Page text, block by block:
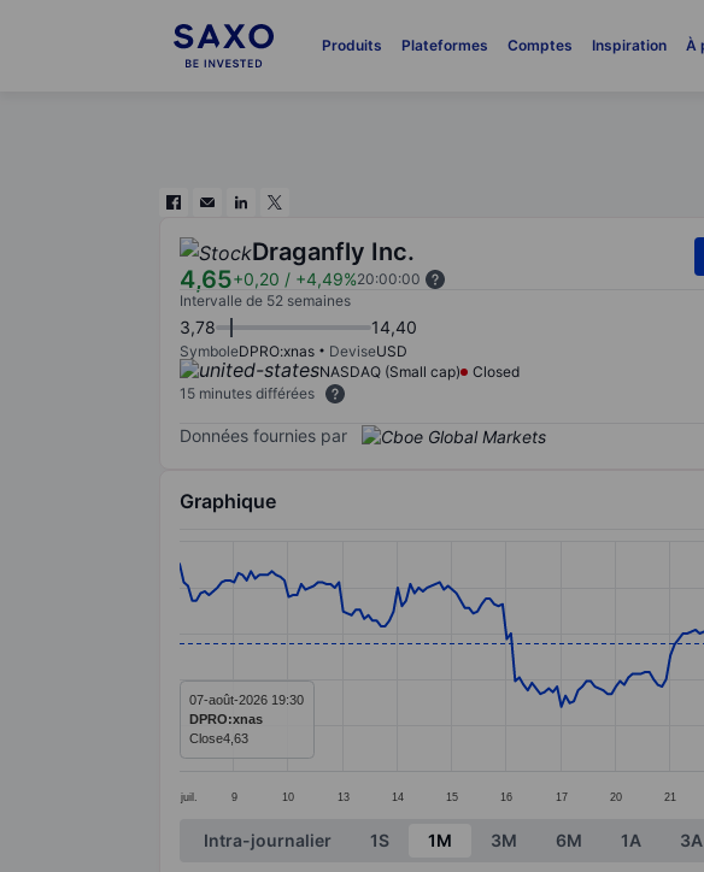
Produits Plateformes Comptes Inspiration À
Draganfly Inc.
4,65+0,20 / +4,49%20:00:00
Intervalle de 52 semaines
3,78 14,40
SymboleDPRO:xnas DeviseUSD
NASDAQ (Small cap)
Closed
15 minutes différées
Données fournies par
Graphique
Line chart with 295 data points.
The chart has 1 X axis displaying categories.
The chart has 1 Y axis displaying values. Data ranges
juil. 9 10 13 14 15 16 17 20 21
07-août-2026 19:30
DPRO:xnas
Close4,63
End of interactive chart.
Intra-journalier 1S 1M 3M 6M 1A 3A